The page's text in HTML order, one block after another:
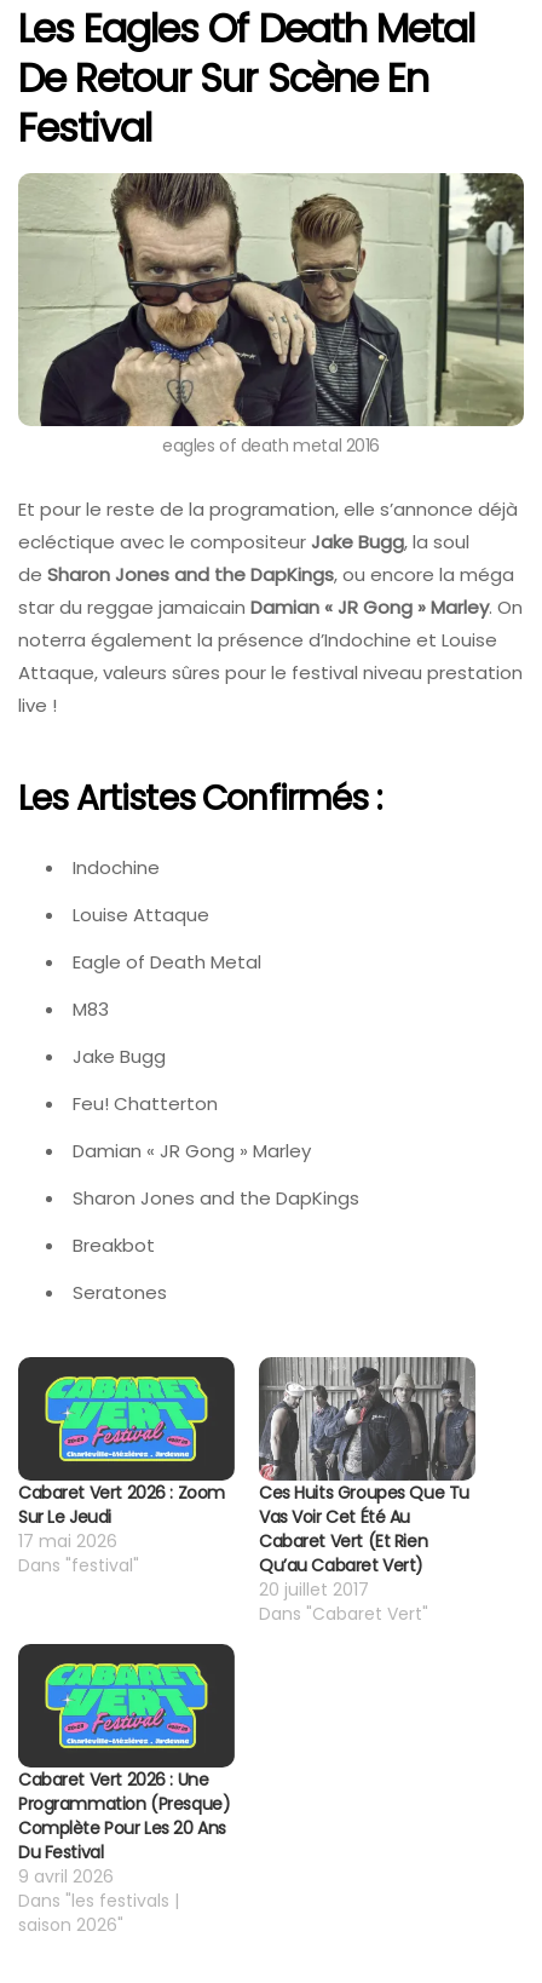
Les Eagles Of Death Metal
De Retour Sur Scène En
Festival
eagles of death metal 2016
Et pour le reste de la programation, elle s’annonce déjà
ecléctique avec le compositeurJake Bugg, la soul
de Sharon Jones and the DapKings, ou encore la méga
star du reggae jamaicain Damian « JR Gong » Marley. On
noterra également la présence d’Indochine et Louise
Attaque, valeurs sûres pour le festival niveau prestation
live !
Les Artistes Confirmés :
Indochine
Louise Attaque
Eagle of Death Metal
M83
Jake Bugg
Feu! Chatterton
Damian « JR Gong » Marley
Sharon Jones and the DapKings
Breakbot
Seratones
Cabaret Vert 2026 : Zoom
Sur Le Jeudi
17 mai 2026
Dans "festival"
Ces Huits Groupes Que Tu
Vas Voir Cet Été Au
Cabaret Vert (et Rien
Qu’au Cabaret Vert)
20 juillet 2017
Dans "Cabaret Vert"
Cabaret Vert 2026 : Une
Programmation (presque)
Complète Pour Les 20 Ans
Du Festival
9 avril 2026
Dans "les festivals |
saison 2026"